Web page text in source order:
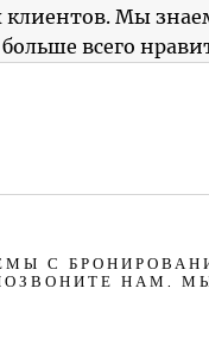
Мы
больше всего
С
НАМ.